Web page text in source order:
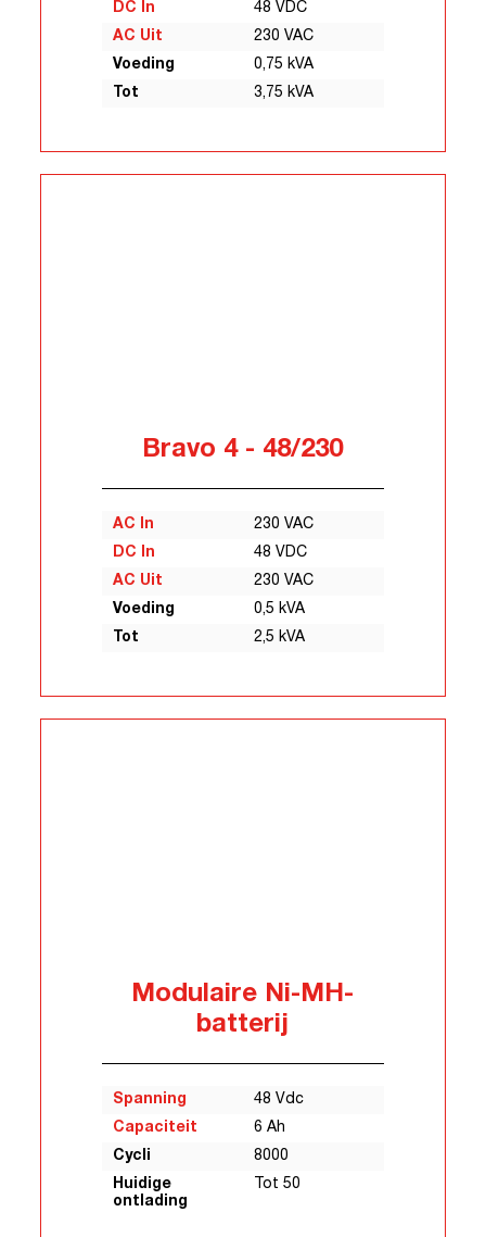
DC In
48 VDC
AC Uit
230 VAC
Voeding
0,75 kVA
Tot
3,75 kVA
Bravo 4 - 48/230
AC In
230 VAC
DC In
48 VDC
AC Uit
230 VAC
Voeding
0,5 kVA
Tot
2,5 kVA
Modulaire Ni-MH-
batterij
Spanning
48 Vdc
Capaciteit
6 Ah
Cycli
8000
Huidige
ontlading
Tot 50